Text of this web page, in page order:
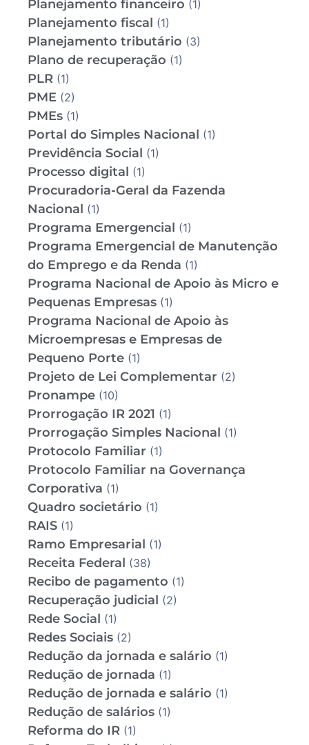
Planejamento financeiro (1)
Planejamento fiscal (1)
Planejamento tributário (3)
Plano de recuperação (1)
PLR (1)
PME (2)
PMEs (1)
Portal do Simples Nacional (1)
Previdência Social (1)
Processo digital (1)
Procuradoria-Geral da Fazenda
Nacional (1)
Programa Emergencial (1)
Programa Emergencial de Manutenção
do Emprego e da Renda (1)
Programa Nacional de Apoio às Micro e
Pequenas Empresas (1)
Programa Nacional de Apoio às
Microempresas e Empresas de
Pequeno Porte (1)
Projeto de Lei Complementar (2)
Pronampe (10)
Prorrogação IR 2021 (1)
Prorrogação Simples Nacional (1)
Protocolo Familiar (1)
Protocolo Familiar na Governança
Corporativa (1)
Quadro societário (1)
RAIS (1)
Ramo Empresarial (1)
Receita Federal (38)
Recibo de pagamento (1)
Recuperação judicial (2)
Rede Social (1)
Redes Sociais (2)
Redução da jornada e salário (1)
Redução de jornada (1)
Redução de jornada e salário (1)
Redução de salários (1)
Reforma do IR (1)